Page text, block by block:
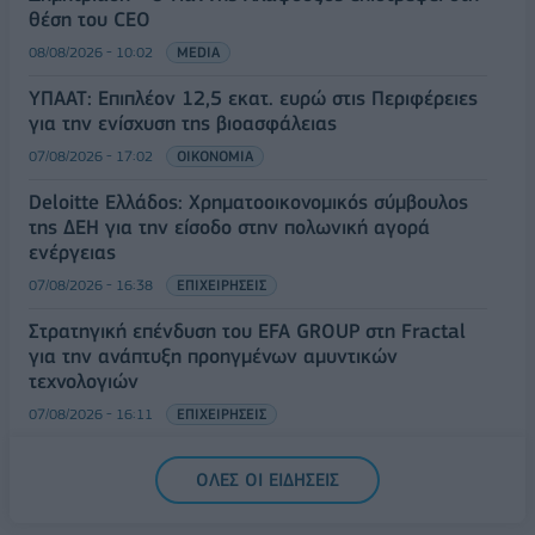
θέση του CEO
08/08/2026 - 10:02 MEDIA
ΥΠΑΑΤ: Επιπλέον 12,5 εκατ. ευρώ στις Περιφέρειες
για την ενίσχυση της βιοασφάλειας
07/08/2026 - 17:02 ΟΙΚΟΝΟΜΙΑ
Deloitte Ελλάδος: Χρηματοοικονομικός σύμβουλος
της ΔΕΗ για την είσοδο στην πολωνική αγορά
ενέργειας
07/08/2026 - 16:38 ΕΠΙΧΕΙΡΗΣΕΙΣ
Στρατηγική επένδυση του EFA GROUP στη Fractal
για την ανάπτυξη προηγμένων αμυντικών
τεχνολογιών
07/08/2026 - 16:11 ΕΠΙΧΕΙΡΗΣΕΙΣ
Συνάλλαγμα: Το ευρώ ενισχύεται 0,08%, στα
1,1534 δολάρια
ΟΛΕΣ ΟΙ ΕΙΔΗΣΕΙΣ